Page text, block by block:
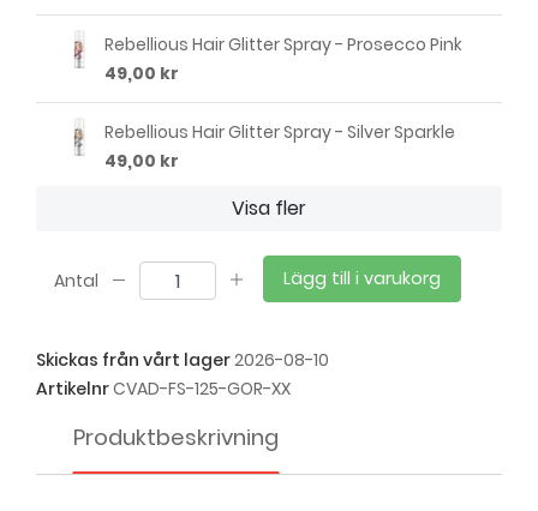
Rebellious Hair Glitter Spray - Prosecco Pink
49,00 kr
Rebellious Hair Glitter Spray - Silver Sparkle
49,00 kr
Visa fler
Antal Lägg till i varukorg
Skickas från vårt lager2026-08-10
ArtikelnrCVAD-FS-125-GOR-XX
Produktbeskrivning